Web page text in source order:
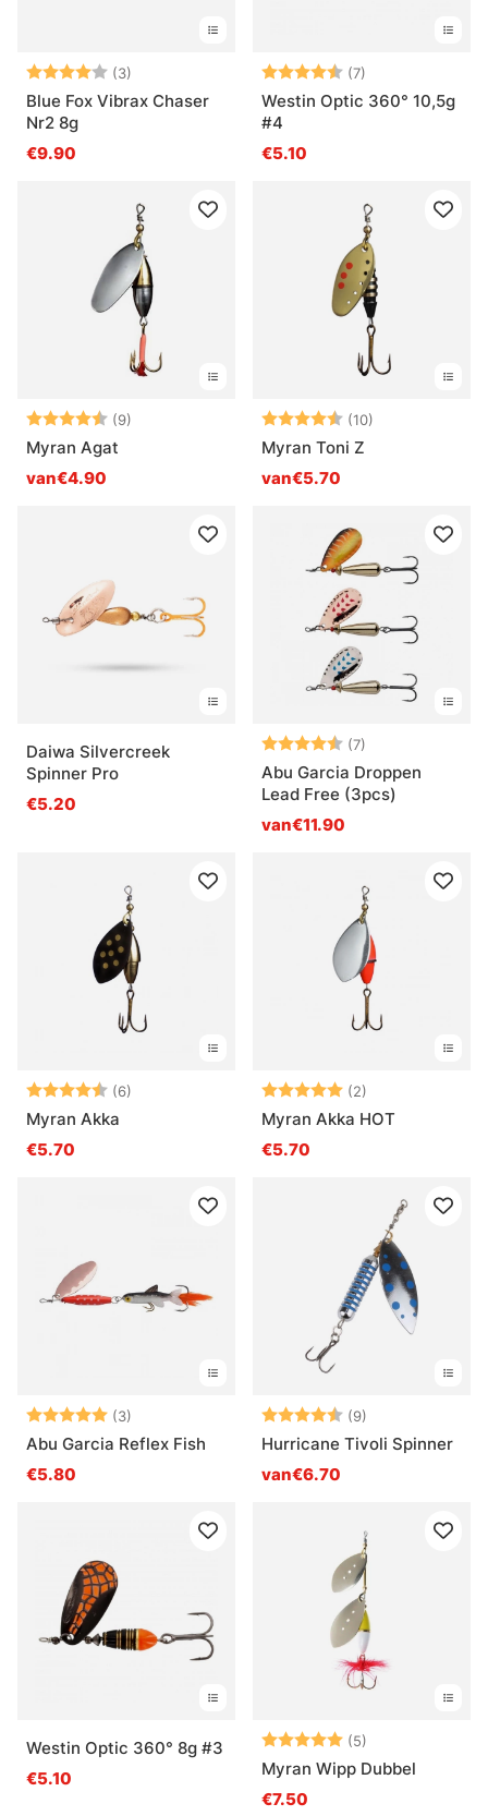
Beoordeling:
(3)
Blue Fox Vibrax Chaser
Nr2 8g
€9.90
Beoordeling:
(7)
Westin Optic 360° 10,5g
#4
€5.10
Beoordeling:
(9)
Myran Agat
van€4.90
Beoordeling:
(10)
Myran Toni Z
van€5.70
Daiwa Silvercreek
Spinner Pro
€5.20
Beoordeling:
(7)
Abu Garcia Droppen
Lead Free (3pcs)
van€11.90
Beoordeling:
(6)
Myran Akka
€5.70
Beoordeling:
(2)
Myran Akka HOT
€5.70
Beoordeling:
(3)
Abu Garcia Reflex Fish
€5.80
Beoordeling:
(9)
Hurricane Tivoli Spinner
van€6.70
Westin Optic 360° 8g #3
€5.10
Beoordeling:
(5)
Myran Wipp Dubbel
€7.50